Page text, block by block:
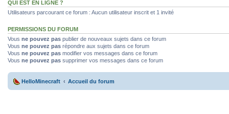
QUI EST EN LIGNE ?
Utilisateurs parcourant ce forum : Aucun utilisateur inscrit et 1 invité
PERMISSIONS DU FORUM
Vous ne pouvez pas publier de nouveaux sujets dans ce forum
Vous ne pouvez pas répondre aux sujets dans ce forum
Vous ne pouvez pas modifier vos messages dans ce forum
Vous ne pouvez pas supprimer vos messages dans ce forum
HelloMinecraft Accueil du forum